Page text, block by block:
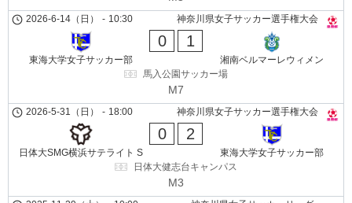
神奈川県女子サッカー選手権大会
2026-6-14（日） - 10:30
東海大学女子サッカー部
0 1
湘南ベルマーレウィメン
馬入公園サッカー場
M7
神奈川県女子サッカー選手権大会
2026-5-31（日） - 18:00
日体大SMG横浜サテライト S
0 2
東海大学女子サッカー部
日体大健志台キャンパス
M3